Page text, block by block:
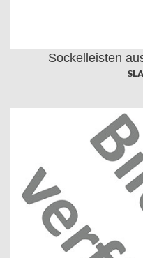
Sockelleisten